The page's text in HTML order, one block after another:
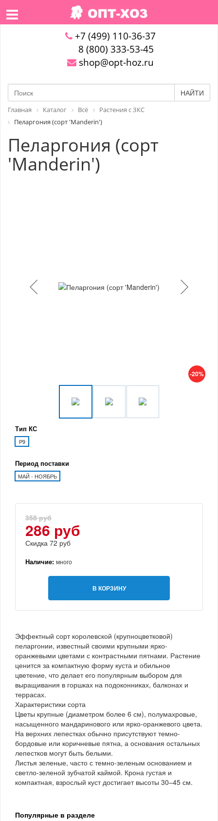
+7 (499) 110-36-37
8 (800) 333-53-45
shop@opt-hoz.ru
НАЙТИ
Главная Каталог Всё
Растения с ЗКС
Пеларгония (сорт 'Manderin')
Пеларгония (сорт
'Manderin')
-20%
Тип КС
P9
Период поставки
МАЙ - НОЯБРЬ
358 руб
286 руб
Скидка 72 руб
Наличие: много
В КОРЗИНУ
Эффектный сорт королевской (крупноцветковой)
пеларгонии, известный своими крупными ярко-
оранжевыми цветами с контрастными пятнами. Растение
ценится за компактную форму куста и обильное
цветение, что делает его популярным выбором для
выращивания в горшках на подоконниках, балконах и
террасах.
Характеристики сорта
Цветы крупные (диаметром более 6 см), полумахровые,
насыщенного мандаринового или ярко-оранжевого цвета.
На верхних лепестках обычно присутствуют темно-
бордовые или коричневые пятна, а основания остальных
лепестков могут быть белыми.
Листья зеленые, часто с темно-зеленым основанием и
светло-зеленой зубчатой каймой. Крона густая и
компактная, взрослый куст достигает высоты 30–45 см.
Популярные в разделе